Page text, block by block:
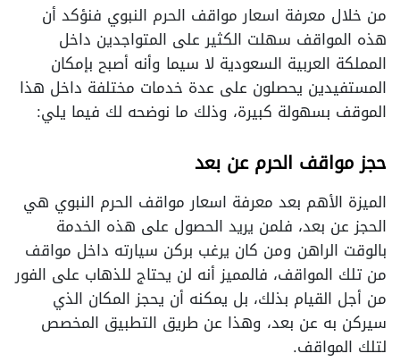
من خلال معرفة اسعار مواقف الحرم النبوي فنؤكد أن
هذه المواقف سهلت الكثير على المتواجدين داخل
المملكة العربية السعودية لا سيما وأنه أصبح بإمكان
المستفيدين يحصلون على عدة خدمات مختلفة داخل هذا
الموقف بسهولة كبيرة، وذلك ما نوضحه لك فيما يلي:
حجز مواقف الحرم عن بعد
الميزة الأهم بعد معرفة اسعار مواقف الحرم النبوي هي
الحجز عن بعد، فلمن يريد الحصول على هذه الخدمة
بالوقت الراهن ومن كان يرغب بركن سيارته داخل مواقف
من تلك المواقف، فالمميز أنه لن يحتاج للذهاب على الفور
من أجل القيام بذلك، بل يمكنه أن يحجز المكان الذي
سيركن به عن بعد، وهذا عن طريق التطبيق المخصص
لتلك المواقف.